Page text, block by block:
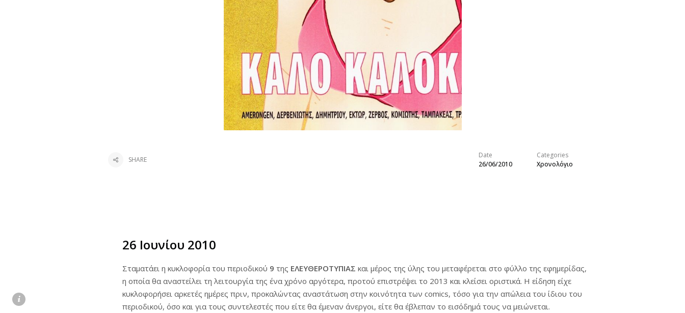
SHARE
Date
26/06/2010
Categories
Χρονολόγιο
26 Ιουνίου 2010
Σταματάει η κυκλοφορία του περιοδικού 9 της ΕΛΕΥΘΕΡΟΤΥΠΙΑΣ και μέρος της ύλης του μεταφέρεται στο φύλλο της εφημερίδας,
η οποία θα αναστείλει τη λειτουργία της ένα χρόνο αργότερα, προτού επιστρέψει το 2013 και κλείσει οριστικά. Η είδηση είχε
κυκλοφορήσει αρκετές ημέρες πριν, προκαλώντας αναστάτωση στην κοινότητα των comics, τόσο για την απώλεια του ίδιου του
περιοδικού, όσο και για τους συντελεστές που είτε θα έμεναν άνεργοι, είτε θα έβλεπαν το εισόδημά τους να μειώνεται.